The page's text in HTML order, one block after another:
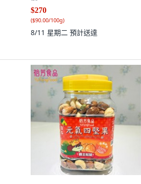
$270
($90.00/100g)
8/11 星期二 預計送達